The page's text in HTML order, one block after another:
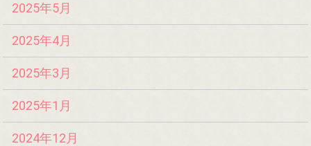
2025年5月
2025年4月
2025年3月
2025年1月
2024年12月